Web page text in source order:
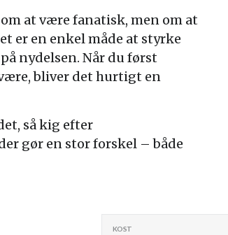
at være fanatisk, men om at
er en enkel måde at styrke
nydelsen. Når du først
bliver det hurtigt en
så kig efter
gør en stor forskel – både
KOST